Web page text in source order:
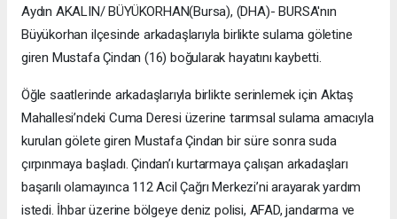
Aydın AKALIN/ BÜYÜKORHAN(Bursa), (DHA)- BURSA'nın
Büyükorhan ilçesinde arkadaşlarıyla birlikte sulama göletine
giren Mustafa Çindan (16) boğularak hayatını kaybetti.
Öğle saatlerinde arkadaşlarıyla birlikte serinlemek için Aktaş
Mahallesi’ndeki Cuma Deresi üzerine tarımsal sulama amacıyla
kurulan gölete giren Mustafa Çindan bir süre sonra suda
çırpınmaya başladı. Çindan’ı kurtarmaya çalışan arkadaşları
başarılı olamayınca 112 Acil Çağrı Merkezi’ni arayarak yardım
istedi. İhbar üzerine bölgeye deniz polisi, AFAD, jandarma ve